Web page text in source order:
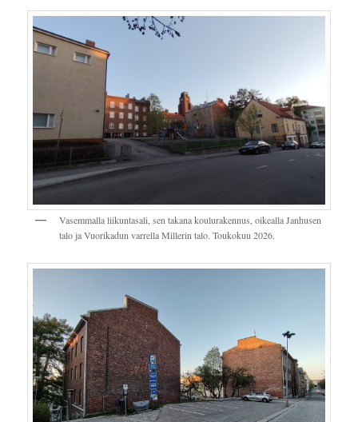
Vasemmalla liikuntasali, sen takana koulurakennus, oikealla Janhusen
talo ja Vuorikadun varrella Millerin talo. Toukokuu 2026.